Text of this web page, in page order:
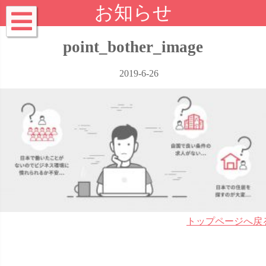
お知らせ
point_bother_image
2019-6-26
トップページへ戻